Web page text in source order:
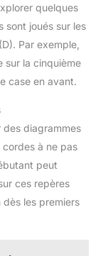
quelques
sont joués sur les
Par exemple,
sur la cinquième
case en avant.
des diagrammes
à ne pas
peut
ces repères
les premiers